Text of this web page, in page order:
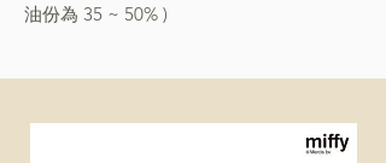
油份為 35 ~ 50% )